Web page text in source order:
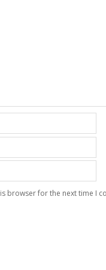
browser for the next time I